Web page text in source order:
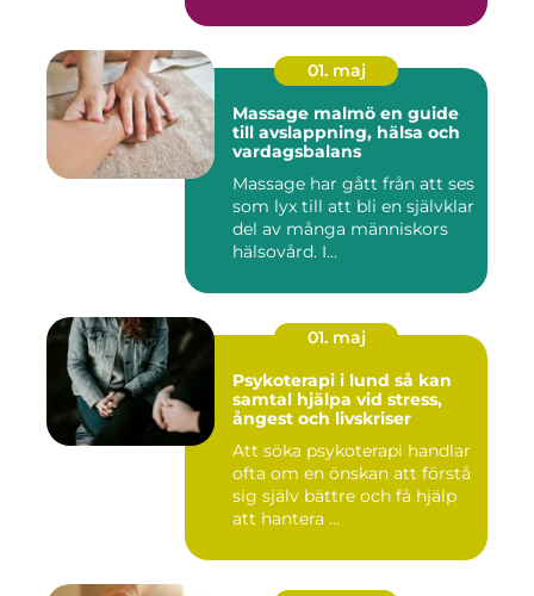
01. maj
Massage malmö en guide
till avslappning, hälsa och
vardagsbalans
Massage har gått från att ses
som lyx till att bli en självklar
del av många människors
hälsovård. I...
01. maj
Psykoterapi i lund så kan
samtal hjälpa vid stress,
ångest och livskriser
Att söka psykoterapi handlar
ofta om en önskan att förstå
sig själv bättre och få hjälp
att hantera ...